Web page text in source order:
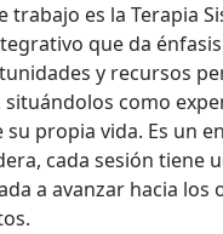
trabajo es la Terapia
que da
y recursos
como
propia vida. Es un
cada sesión tiene
a avanzar hacia los